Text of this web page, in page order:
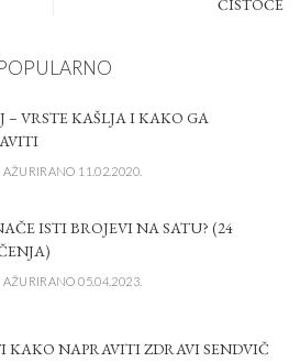
ČISTOĆE
– VRSTE KAŠLJA I KAKO GA
11.02.2020.
ISTI BROJEVI NA SATU? (24
05.04.2023.
KAKO NAPRAVITI ZDRAVI SENDVIČ